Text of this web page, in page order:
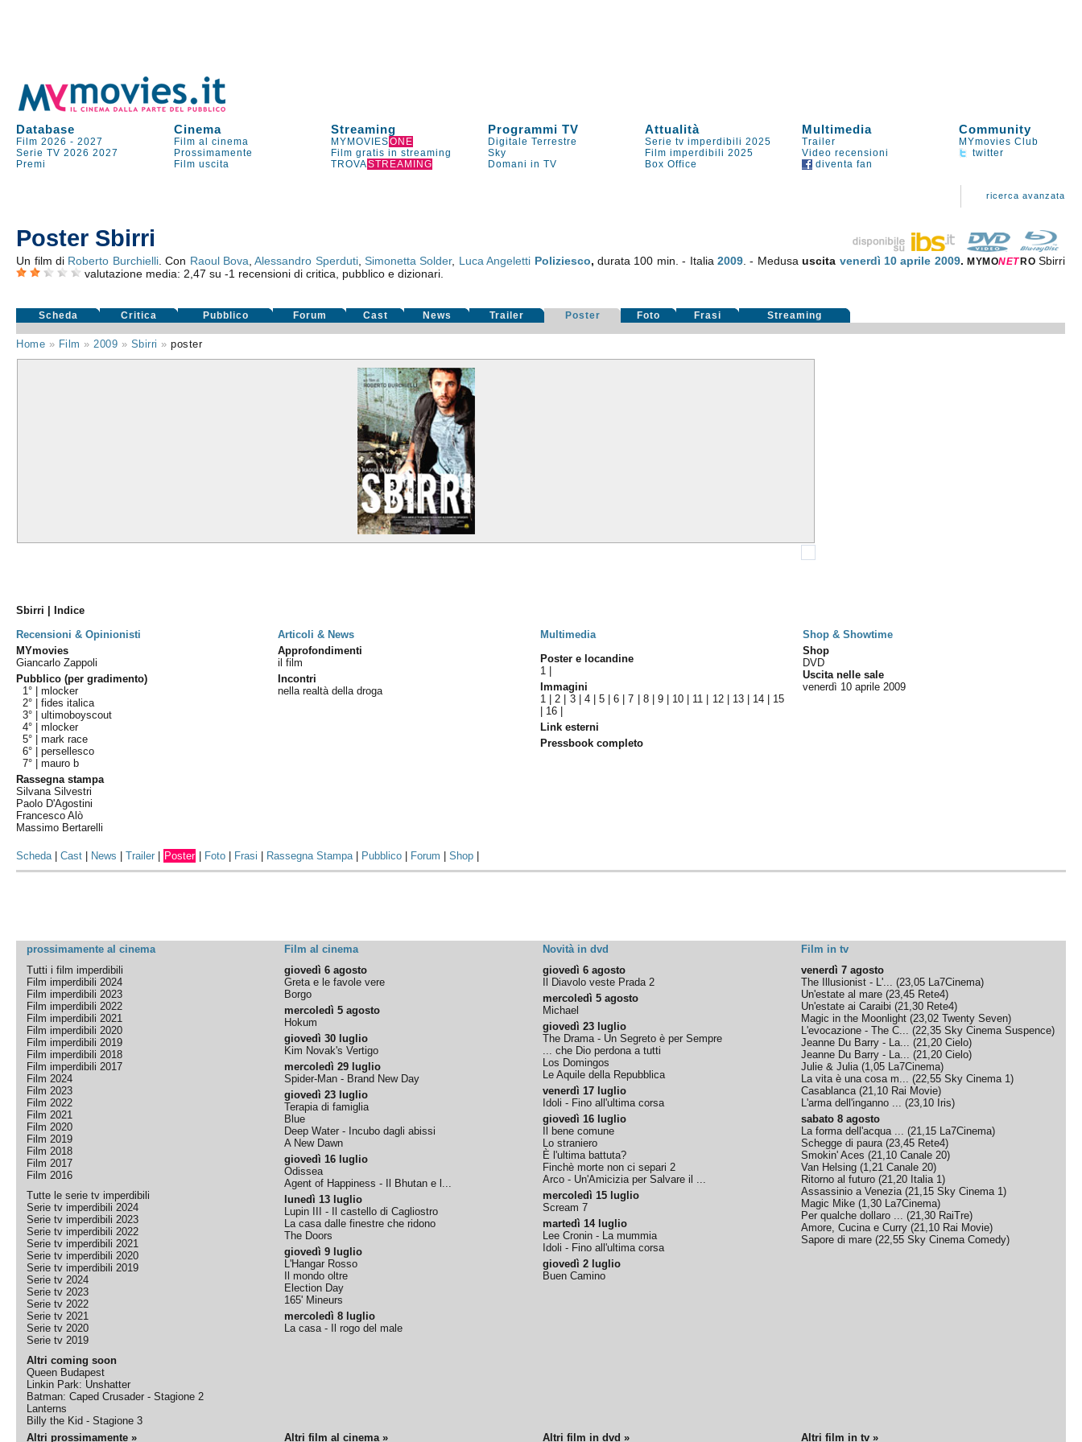
Database Cinema Streaming Programmi TV Attualità Multimedia Community
Film 2026 -2027 Film al cinema MYMOVIESONE Digitale Terrestre Serie tv imperdibili 2025 Trailer
MYmovies Club
Serie TV 2026 2027 Prossimamente Film gratis in streaming Sky Film imperdibili 2025 Video recensioni
twitter
Premi
Film uscita TROVASTREAMING Domani in TV Box Office diventa fan
ricerca avanzata
Poster Sbirri
Un film di Roberto Burchielli. Con Raoul Bova ,Alessandro Sperduti,Simonetta Solder, Luca Angeletti Poliziesco,durata 100 min. - Italia 2009. - Medusauscita venerdì 10 aprile 2009.MYMONET RO Sbirri
valutazione media: 2,47 su-1 recensioni di critica, pubblico e dizionari.
Scheda Critica Pubblico Forum Cast News Trailer Poster Foto Frasi Streaming
Home » Film » 2009 » Sbirri »poster
Sbirri | Indice
Recensioni & Opinionisti
Articoli & News Multimedia
Shop & Showtime
MYmovies
Giancarlo Zappoli
Pubblico (per gradimento)
1° |mlocker
2° |fides italica
3° |ultimoboyscout
4° |mlocker
5° |mark race
6° |persellesco
7° |mauro b
Rassegna stampa
Silvana Silvestri
Paolo D'Agostini
Francesco Alò
Massimo Bertarelli
Approfondimenti
il film
Incontri
nella realtà della droga
Poster e locandine
1
Immagini
1 |2 3| 4|5 |6 |7 8| 9| 10 11 12| 13| 14
15
16
Link esterni
Pressbook completo
Shop
DVD
Uscita nelle sale
venerdì 10 aprile 2009
Scheda|Cast News |Trailer Poster Foto Frasi Rassegna Stampa| Pubblico Forum |Shop
prossimamente al cinema Film al cinema Novità in dvd
Film in tv
Tutti i film imperdibili
Film imperdibili 2024
Film imperdibili 2023
Film imperdibili 2022
Film imperdibili 2021
Film imperdibili 2020
Film imperdibili 2019
Film imperdibili 2018
Film imperdibili 2017
Film 2024
Film 2023
Film 2022
Film 2021
Film 2020
Film 2019
Film 2018
Film 2017
Film 2016
Tutte le serie tv imperdibili
Serie tv imperdibili 2024
Serie tv imperdibili 2023
Serie tv imperdibili 2022
Serie tv imperdibili 2021
Serie tv imperdibili 2020
Serie tv imperdibili 2019
Serie tv 2024
Serie tv 2023
Serie tv 2022
Serie tv 2021
Serie tv 2020
Serie tv 2019
Altri coming soon
Queen Budapest
Linkin Park: Unshatter
Batman: Caped Crusader - Stagione 2
Lanterns
Billy the Kid - Stagione 3
giovedì 6 agosto
Greta e le favole vere
Borgo
mercoledì 5 agosto
Hokum
giovedì 30 luglio
Kim Novak's Vertigo
mercoledì 29 luglio
Spider-Man - Brand New Day
giovedì 23 luglio
Terapia di famiglia
Blue
Deep Water - Incubo dagli abissi
A New Dawn
giovedì 16 luglio
Odissea
Agent of Happiness - Il Bhutan e l...
lunedì 13 luglio
Lupin III - Il castello di Cagliostro
La casa dalle finestre che ridono
The Doors
giovedì 9 luglio
L'Hangar Rosso
Il mondo oltre
Election Day
165' Mineurs
mercoledì 8 luglio
La casa - Il rogo del male
giovedì 6 agosto
Il Diavolo veste Prada 2
mercoledì 5 agosto
Michael
giovedì 23 luglio
The Drama - Un Segreto è per Sempre
... che Dio perdona a tutti
Los Domingos
Le Aquile della Repubblica
venerdì 17 luglio
Idoli - Fino all'ultima corsa
giovedì 16 luglio
Il bene comune
Lo straniero
È l'ultima battuta?
Finchè morte non ci separi 2
Arco - Un'Amicizia per Salvare il ...
mercoledì 15 luglio
Scream 7
martedì 14 luglio
Lee Cronin - La mummia
Idoli - Fino all'ultima corsa
giovedì 2 luglio
Buen Camino
venerdì 7 agosto
The Illusionist - L'... (23,05 La7Cinema)
Un'estate al mare (23,45 Rete4)
Un'estate ai Caraibi (21,30 Rete4)
Magic in the Moonlight (23,02 Twenty Seven)
L'evocazione - The C... (22,35 Sky Cinema Suspence)
Jeanne Du Barry - La... (21,20 Cielo)
Jeanne Du Barry - La... (21,20 Cielo)
Julie & Julia(1,05 La7Cinema)
La vita è una cosa m... (22,55 Sky Cinema 1)
Casablanca(21,10 Rai Movie)
L'arma dell'inganno ... (23,10 Iris)
sabato 8 agosto
La forma dell'acqua ... (21,15 La7Cinema)
Schegge di paura(23,45 Rete4)
Smokin' Aces (21,10 Canale 20)
Van Helsing (1,21 Canale 20)
Ritorno al futuro (21,20 Italia 1)
Assassinio a Venezia(21,15 Sky Cinema 1)
Magic Mike (1,30 La7Cinema)
Per qualche dollaro ... (21,30 RaiTre)
Amore, Cucina e Curry (21,10 Rai Movie)
Sapore di mare (22,55 Sky Cinema Comedy)
Altri prossimamente » Altri film al cinema » Altri film in dvd » Altri film in tv »